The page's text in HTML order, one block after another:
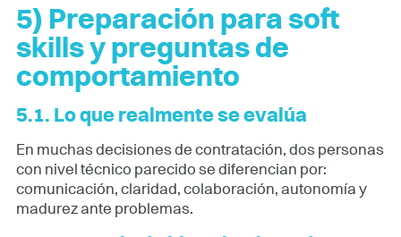
5) Preparación para soft
skills y preguntas de
comportamiento
5.1. Lo que realmente se evalúa
En muchas decisiones de contratación, dos personas
con nivel técnico parecido se diferencian por:
comunicación, claridad, colaboración, autonomía y
madurez ante problemas.